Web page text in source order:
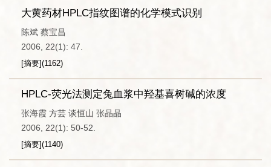
大黄药材HPLC指纹图谱的化学模式识别
陈斌 蔡宝昌
2006, 22(1): 47.
[摘要](1162)
HPLC-荧光法测定兔血浆中羟基喜树碱的浓度
张海霞 方芸 谈恒山 张晶晶
2006, 22(1): 50-52.
[摘要](1140)